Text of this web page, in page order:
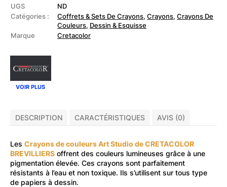
de
crayons
de
Art
UGS
ND
Catégories :
Coffrets & Sets De Crayons, Crayons, Crayons De
Couleurs, Dessin & Esquisse
Marque
Cretacolor
VOIR PLUS
DESCRIPTION CARACTÉRISTIQUES AVIS (0)
Les Crayons de couleurs Art Studio de CRETACOLOR
BREVILLIERS offrent des couleurs lumineuses grâce à une
pigmentation élevée. Ces crayons sont parfaitement
résistants à l’eau et non toxique. Ils s’utilisent sur tous type
de papiers à dessin.